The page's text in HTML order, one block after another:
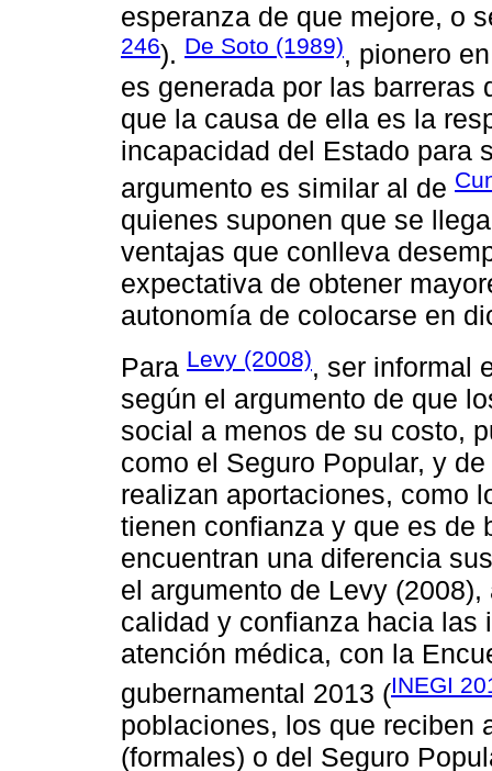
esperanza de que mejore, o
246). De Soto (1989), pionero
es generada por las barreras
que la causa de ella es la
incapacidad del Estado para
argumento es similar al de
quienes suponen que se
ventajas que conlleva
expectativa de obtener
autonomía de colocarse en
Para Levy (2008), ser informal
según el argumento de que
social a menos de su costo,
como el Seguro Popular, y
realizan aportaciones, como
tienen confianza y que es de
encuentran una diferencia
el argumento de Levy
calidad y confianza hacia las
atención médica, con la
gubernamental 2013 (INEGI
poblaciones, los que reciben
(formales) o del Seguro